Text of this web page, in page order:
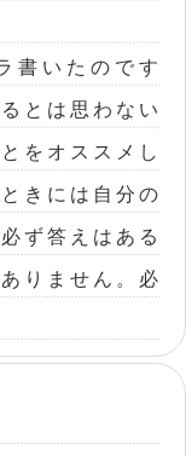
書いたのです
とは思わない
をオススメし
きには自分の
ず答えはある
りません。必